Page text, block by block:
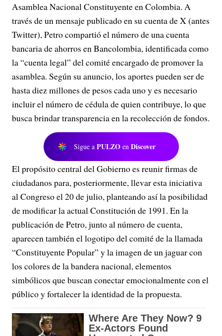
Asamblea Nacional Constituyente en Colombia. A
través de un mensaje publicado en su cuenta de X (antes
Twitter), Petro compartió el número de una cuenta
bancaria de ahorros en Bancolombia, identificada como
la “cuenta legal” del comité encargado de promover la
asamblea. Según su anuncio, los aportes pueden ser de
hasta diez millones de pesos cada uno y es necesario
incluir el número de cédula de quien contribuye, lo que
busca brindar transparencia en la recolección de fondos.
Sigue a PULZO en Discover
El propósito central del Gobierno es reunir firmas de
ciudadanos para, posteriormente, llevar esta iniciativa
al Congreso el 20 de julio, planteando así la posibilidad
de modificar la actual Constitución de 1991. En la
publicación de Petro, junto al número de cuenta,
aparecen también el logotipo del comité de la llamada
“Constituyente Popular” y la imagen de un jaguar con
los colores de la bandera nacional, elementos
simbólicos que buscan conectar emocionalmente con el
público y fortalecer la identidad de la propuesta.